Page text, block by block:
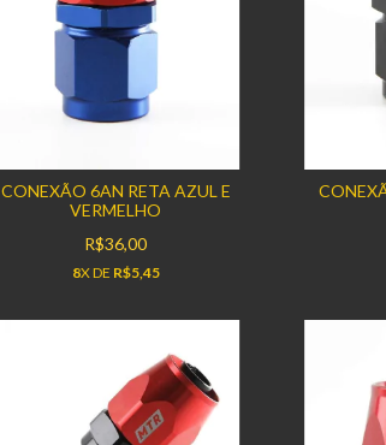
CONEXÃO 6AN RETA AZUL E
VERMELHO
R$36,00
8X DE R$5,45